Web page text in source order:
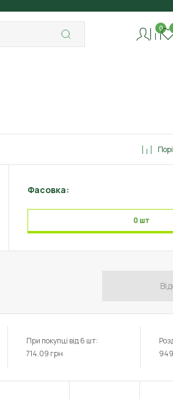
0
Фасовка:
0 шт
При покупці від 6 шт:
714.09 грн
949